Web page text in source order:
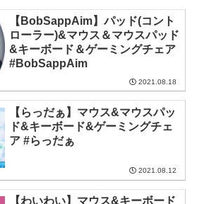
【BobSappAim】パッド(コント
ローラー)&マウス＆マウスパッド
&キーボード＆ゲーミングチェア
#BobSappAim
2021.08.18
【らっだぁ】マウス&マウスパッ
ド&キーボード&ゲーミングチェ
ア #らっだぁ
2021.08.12
【わいわい】マウス&キーボード